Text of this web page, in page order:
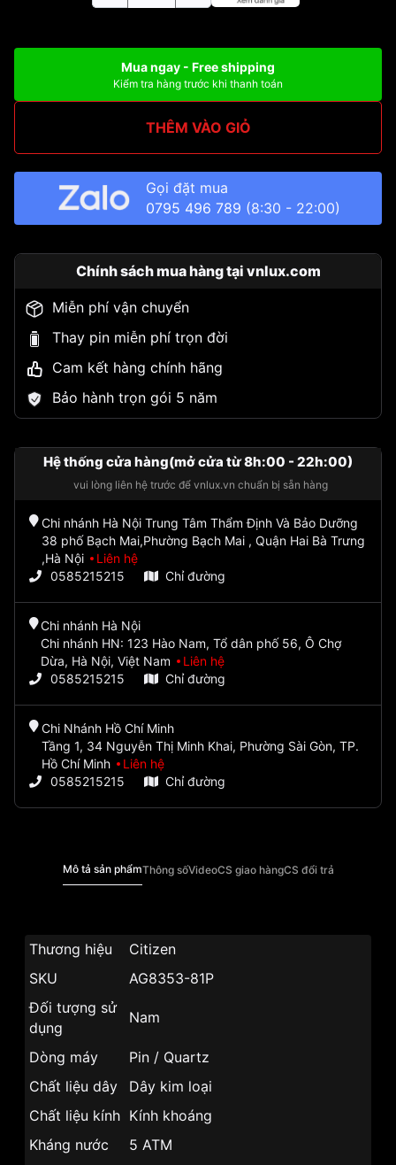
Mua ngay - Free shipping
Kiểm tra hàng trước khi thanh toán
THÊM VÀO GIỎ
Gọi đặt mua
0795 496 789 (8:30 - 22:00)
Chính sách mua hàng tại vnlux.com
Miễn phí vận chuyển
Thay pin miễn phí trọn đời
Cam kết hàng chính hãng
Bảo hành trọn gói 5 năm
Hệ thống cửa hàng(mở cửa từ 8h:00 - 22h:00)
vui lòng liên hệ trước để vnlux.vn chuẩn bị sẵn hàng
Chi nhánh Hà Nội Trung Tâm Thẩm Định Và Bảo Dưỡng
38 phố Bạch Mai,Phường Bạch Mai , Quận Hai Bà Trưng
,Hà Nội
Liên hệ
0585215215
Chỉ đường
Chi nhánh Hà Nội
Chi nhánh HN: 123 Hào Nam, Tổ dân phố 56, Ô Chợ
Dừa, Hà Nội, Việt Nam
Liên hệ
0585215215
Chỉ đường
Chi Nhánh Hồ Chí Minh
Tầng 1, 34 Nguyễn Thị Minh Khai, Phường Sài Gòn, TP.
Hồ Chí Minh
Liên hệ
0585215215
Chỉ đường
Mô tả sản phẩmThông sốVideoCS giao hàngCS đổi trả
Thương hiệu
Citizen
SKU
AG8353-81P
Đối tượng sử
dụng
Nam
Dòng máy
Pin / Quartz
Chất liệu dây
Dây kim loại
Chất liệu kính Kính khoáng
Kháng nước
5 ATM